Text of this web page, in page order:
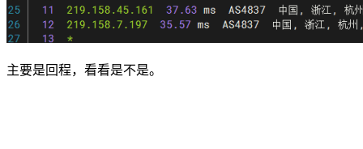
主要是回程，看看是不是。